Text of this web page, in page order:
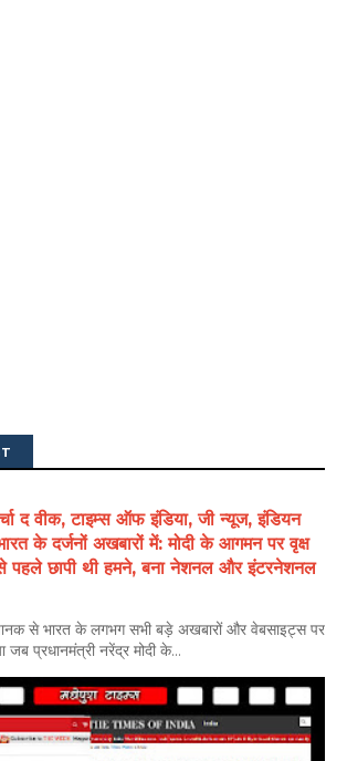
द वीक, टाइम्स ऑफ इंडिया, जी न्यूज, इंडियन
के दर्जनों अखबारों में: मोदी के आगमन पर वृक्ष
पहले छापी थी हमने, बना नेशनल और इंटरनेशनल
से भारत के लगभग सभी बड़े अखबारों और वेबसाइट्स पर
प्रधानमंत्री नरेंद्र मोदी के...